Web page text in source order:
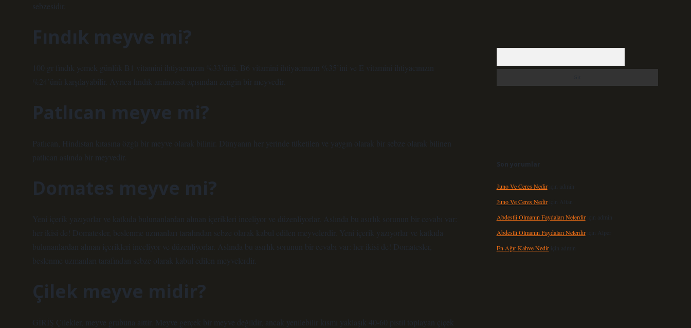
sebzesidir.
Fındık meyve mi?
100 gr fındık yemek günlük B1 vitamini ihtiyacınızın %33’ünü, B6 vitamini ihtiyacınızın %35’ini ve E vitamini ihtiyacınızın
%24’ünü karşılayabilir. Ayrıca fındık aminoasit açısından zengin bir meyvedir.
Patlıcan meyve mi?
Patlıcan, Hindistan kıtasına özgü bir meyve olarak bilinir. Dünyanın her yerinde tüketilen ve yaygın olarak bir sebze olarak bilinen
patlıcan aslında bir meyvedir.
Domates meyve mi?
Yeni içerik yazıyorlar ve katkıda bulunanlardan alınan içerikleri inceliyor ve düzenliyorlar. Aslında bu asırlık sorunun bir cevabı var:
her ikisi de! Domatesler, beslenme uzmanları tarafından sebze olarak kabul edilen meyvelerdir. Yeni içerik yazıyorlar ve katkıda
bulunanlardan alınan içerikleri inceliyor ve düzenliyorlar. Aslında bu asırlık sorunun bir cevabı var: her ikisi de! Domatesler,
beslenme uzmanları tarafından sebze olarak kabul edilen meyvelerdir.
Çilek meyve midir?
GİRİŞ Çilekler, meyve grubuna aittir. Meyve gerçek bir meyve değildir, ancak yenilebilir kısmı yaklaşık 40-60 pistil toplayan çiçek
Son yorumlar
Juno Ve Ceres Nediriçin
admin
Juno Ve Ceres Nediriçin Altan
Abdestli Olmanın Faydaları Nelerdiriçin
admin
Abdestli Olmanın Faydaları Nelerdiriçin Alper
En Ağır Kahve Nediriçin admin